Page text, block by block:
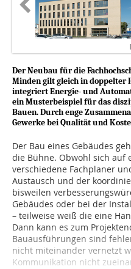
Der Neubau für die
Minden gilt gleich in doppelter
integriert Energie- und
ein Musterbeispiel für das
Bauen. Durch enge
Gewerke bei Qualität und
Der Bau eines Gebäudes
die Bühne. Obwohl sich auf
verschiedene Fachplaner
Austausch und der
bisweilen
Gebäudes oder bei der
– teilweise weiß die eine
Dann kann es zum
Bauausführungen sind
nicht miteinander vernetzt
Kommunikation nicht